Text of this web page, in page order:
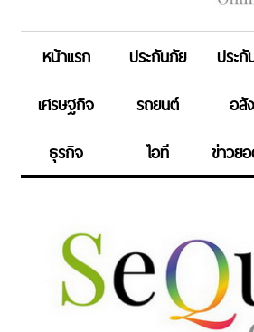
หน้าแรก ประกันภัย ประ
เศรษฐกิจ
รถยนต์ อสั
ธุรกิจ
ไอที ข่าวย